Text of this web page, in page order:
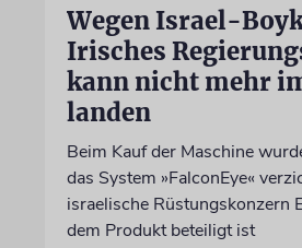
Wegen Israel-
Irisches
kann nicht mehr
landen
Beim Kauf der Maschine
das System »FalconEye«
israelische Rüstungskonzern
dem Produkt beteiligt ist